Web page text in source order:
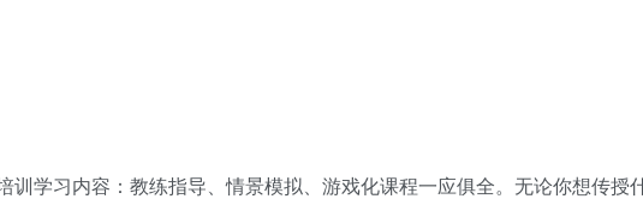
训学习内容：教练指导、情景模拟、游戏化课程一应俱全。无论你想传授